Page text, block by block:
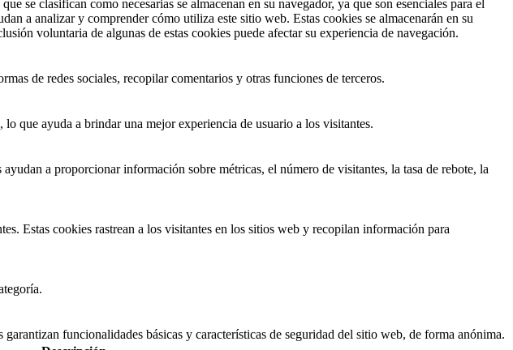
se clasifican como necesarias se almacenan en su navegador, ya que son esenciales para el
a analizar y comprender cómo utiliza este sitio web. Estas cookies se almacenarán en su
voluntaria de algunas de estas cookies puede afectar su experiencia de navegación.
de redes sociales, recopilar comentarios y otras funciones de terceros.
que ayuda a brindar una mejor experiencia de usuario a los visitantes.
a proporcionar información sobre métricas, el número de visitantes, la tasa de rebote, la
Estas cookies rastrean a los visitantes en los sitios web y recopilan información para
funcionalidades básicas y características de seguridad del sitio web, de forma anónima.